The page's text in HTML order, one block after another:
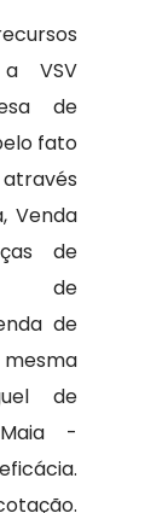
VSV
de
fato
Venda
de
de
de
de
-